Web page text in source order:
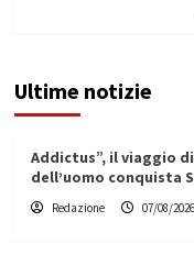
Ultime notizie
Addictus”, il viaggio
dell’uomo conquista
Redazione 07/08/2026